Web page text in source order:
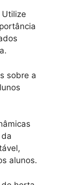
Utilize
sobre a
alunos.